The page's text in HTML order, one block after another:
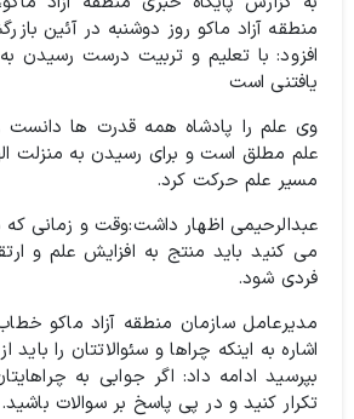
منطقه آزاد ماکو روز دوشنبه در آئین
افزود: با تعلیم و تربیت درست رسیدن
یافتنی است
وی علم را پادشاه همه قدرت ها دانست
علم مطلق است و برای رسیدن به منزلت
مسیر علم حرکت کرد.
عبدالرحیمی اظهار داشت:‌وقت و زمانی
می کنید باید منتج به افزایش علم و
فردی شود.
مدیرعامل سازمان منطقه آزاد ماکو
اشاره به اینکه چراها و سئوالاتتان را باید
بپرسید ادامه داد:‌ اگر جوابی به
تکرار کنید و در پی پاسخ بر سوالات باشید.